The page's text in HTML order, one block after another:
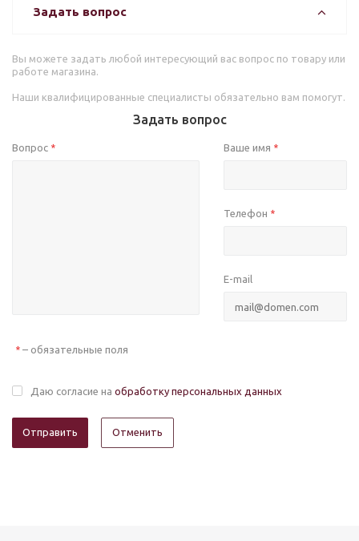
Задать вопрос
Вы можете задать любой интересующий вас вопрос по товару или
работе магазина.
Наши квалифицированные специалисты обязательно вам помогут.
Задать вопрос
Вопрос * Ваше имя *
Телефон *
E-mail
* – обязательные поля
Даю согласие на обработку персональных данных
Отменить